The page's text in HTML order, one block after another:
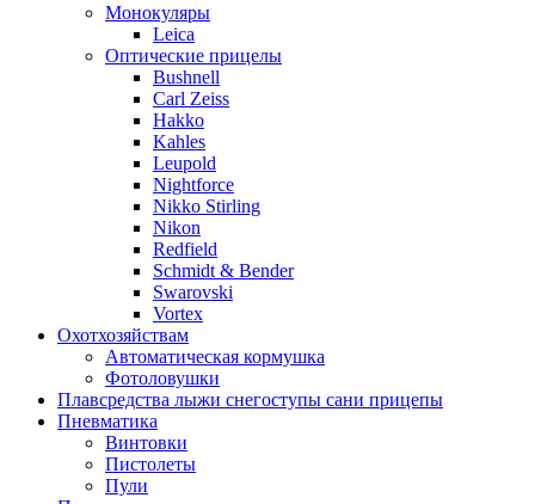
Монокуляры
Leica
Оптические прицелы
Bushnell
Carl Zeiss
Hakko
Kahles
Leupold
Nightforce
Nikko Stirling
Nikon
Redfield
Schmidt & Bender
Swarovski
Vortex
Охотхозяйствам
Автоматическая кормушка
Фотоловушки
Плавсредства лыжи снегоступы сани прицепы
Пневматика
Винтовки
Пистолеты
Пули